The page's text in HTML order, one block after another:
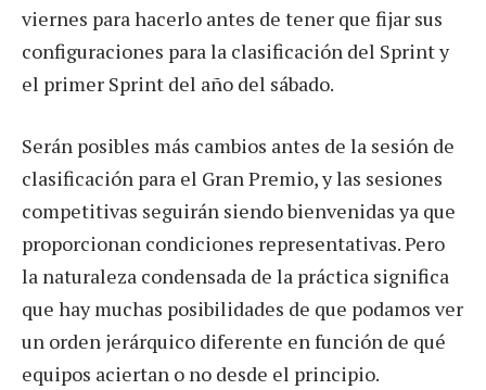
viernes para hacerlo antes de tener que fijar sus
configuraciones para la clasificación del Sprint y
el primer Sprint del año del sábado.
Serán posibles más cambios antes de la sesión de
clasificación para el Gran Premio, y las sesiones
competitivas seguirán siendo bienvenidas ya que
proporcionan condiciones representativas. Pero
la naturaleza condensada de la práctica significa
que hay muchas posibilidades de que podamos ver
un orden jerárquico diferente en función de qué
equipos aciertan o no desde el principio.